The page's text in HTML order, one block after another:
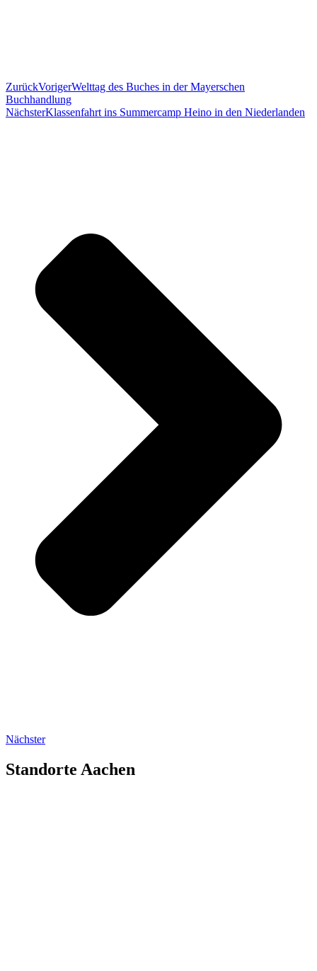
ZurückVorigerWelttag des Buches in der Mayerschen
Buchhandlung
NächsterKlassenfahrt ins Summercamp Heino in den Niederlanden
Nächster
Standorte Aachen